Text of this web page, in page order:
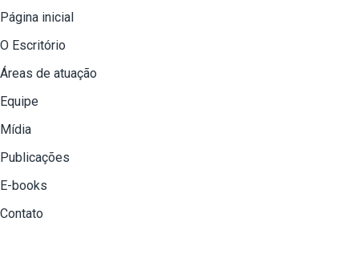
Página inicial
O Escritório
Áreas de atuação
Equipe
Mídia
Publicações
E-books
Contato